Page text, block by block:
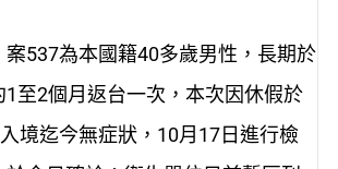
537為本國籍40多歲男性，長期於
1至2個月返台一次，本次因休假於
境迄今無症狀，10月17日進行檢